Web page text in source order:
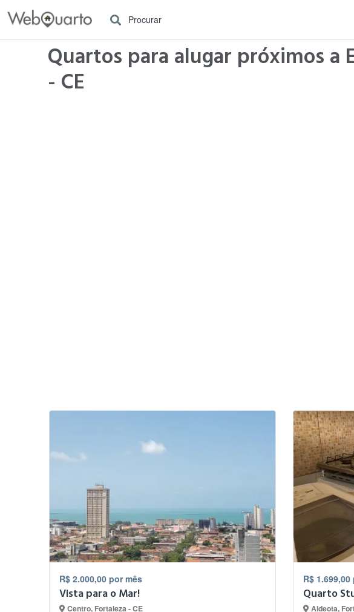
Procurar
Quartos para alugar próximos a
- CE
R$ 2.000,00 por mês
Vista para o Mar!
Centro, Fortaleza - CE
R$
Aldeota,